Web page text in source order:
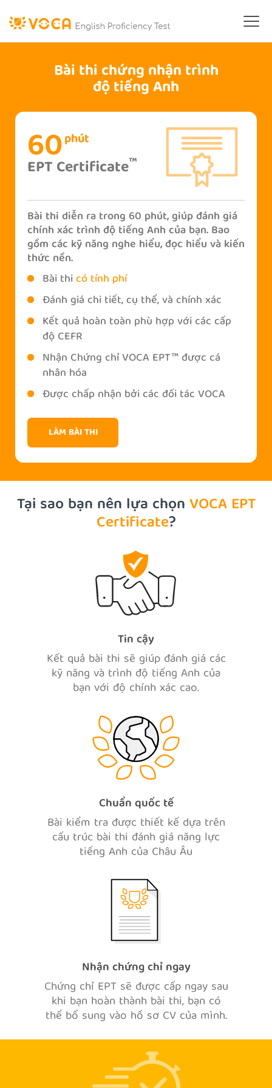
Bài thi chứng nhận trình
độ tiếng Anh
60phút
EPT Certificate™
Bài thi diễn ra trong 60 phút, giúp đánh giá
chính xác trình độ tiếng Anh của bạn. Bao
gồm các kỹ năng nghe hiểu, đọc hiểu và kiến
thức nền.
Bài thicó tính phí
Đánh giá chi tiết, cụ thể, và chính xác
Kết quả hoàn toàn phù hợp với các cấp
độ CEFR
Nhận Chứng chỉ VOCA EPT™ được cá
nhân hóa
Được chấp nhận bởi các đối tác VOCA
LÀM BÀI THI
Tại sao bạn nên lựa chọnVOCA EPT
Certificate?
Tin cậy
Kết quả bài thi sẽ giúp đánh giá các
kỹ năng và trình độ tiếng Anh của
bạn với độ chính xác cao.
Chuẩn quốc tế
Bài kiểm tra được thiết kế dựa trên
cấu trúc bài thi đánh giá năng lực
tiếng Anh của Châu Âu
Nhận chứng chỉ ngay
Chứng chỉ EPT sẽ được cấp ngay sau
khi bạn hoàn thành bài thi, bạn có
thể bổ sung vào hồ sơ CV của mình.